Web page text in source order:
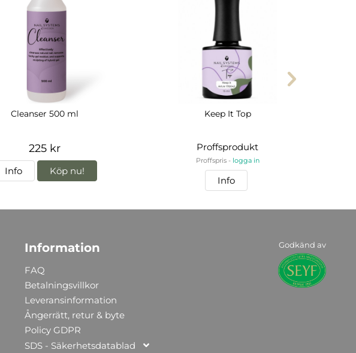
Cleanser 500 ml
225 kr
Info Köp nu!
Keep It Top
Proffsprodukt
Proffspris - logga in
Info
Information
FAQ
Betalningsvillkor
Leveransinformation
Ångerrätt, retur & byte
Policy GDPR
SDS - Säkerhetsdatablad
Godkänd av